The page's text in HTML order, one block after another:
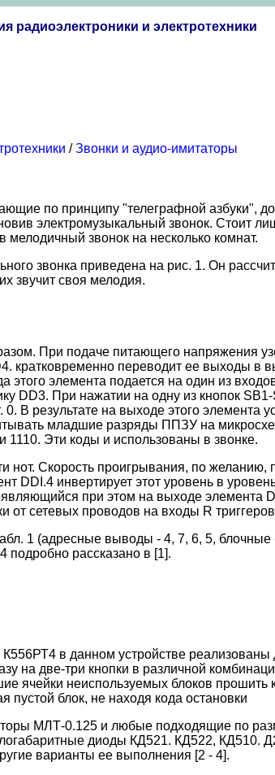
радиоэлектроники и электротехники
/Звонки и аудио-имитаторы
по принципу "телеграфной
электромузыкальный звонок.
мелодичный звонок на несколько комнат.
звонка приведена на рис. 1. Он
звучит своя мелодия.
При подаче питающего напряжения
кратковременно переводит ее выходы в
этого элемента подается на один из
DD3. При нажатии на одну из кнопок
В результате на выходе этого
младшие разряды ППЗУ на
1110. Эти коды и использованы в звонке.
нот. Скорость проигрывания, по
DDI.4 инвертирует этот уровень в
при этом на выходе элемента
от сетевых проводов на входы R
1 (адресные выводы - 4, 7, 6, 5, блочные
рассказано в [1].
в данном устройстве
на две-три кнопки в различной
ячейки неиспользуемых блоков прошить
пустой блок, не находя кода остановки
МЛТ-0.125 и любые подходящие по
диоды КД521. КД522, КД510.
варианты ее выполнения [2 - 4].